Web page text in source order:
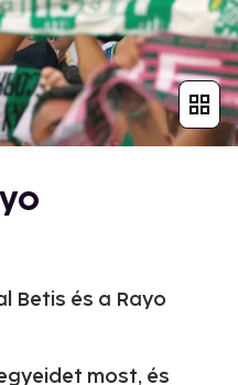
Betis és a Rayo
most, és